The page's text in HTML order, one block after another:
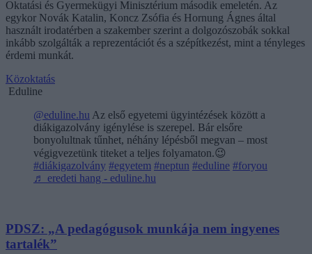
Oktatási és Gyermekügyi Minisztérium második emeletén. Az
egykor Novák Katalin, Koncz Zsófia és Hornung Ágnes által
használt irodatérben a szakember szerint a dolgozószobák sokkal
inkább szolgálták a reprezentációt és a szépítkezést, mint a tényleges
érdemi munkát.
Közoktatás
Eduline
@eduline.hu Az első egyetemi ügyintézések között a
diákigazolvány igénylése is szerepel. Bár elsőre
bonyolultnak tűnhet, néhány lépésből megvan – most
végigvezetünk titeket a teljes folyamaton.😉
#diákigazolvány #egyetem #neptun #eduline #foryou
♬ eredeti hang - eduline.hu
PDSZ: „A pedagógusok munkája nem ingyenes
tartalék”